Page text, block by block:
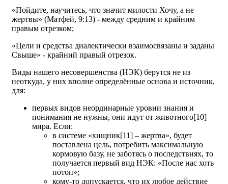
«Пойдите, научитесь, что значит милости Хочу, а не
жертвы» (Матфей, 9:13) - между средним и крайним
правым отрезком;
«Цели и средства диалектически взаимосвязаны и заданы
Свыше» - крайний правый отрезок.
Виды нашего несовершенства (НЭК) берутся не из
неоткуда, у них вполне определённые основа и источник,
для:
первых видов неординарные уровни знания и
понимания не нужны, они идут от животного[10]
мира. Если:
в системе «хищник[11] – жертва», будет
поставлена цель, потребить максимальную
кормовую базу, не заботясь о последствиях, то
получается первый вид НЭК: «После нас хоть
потоп»;
кому-то допускается, что их любое действие